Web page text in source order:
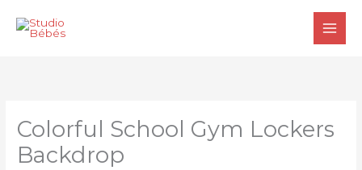
Colorful School Gym Lockers
Backdrop